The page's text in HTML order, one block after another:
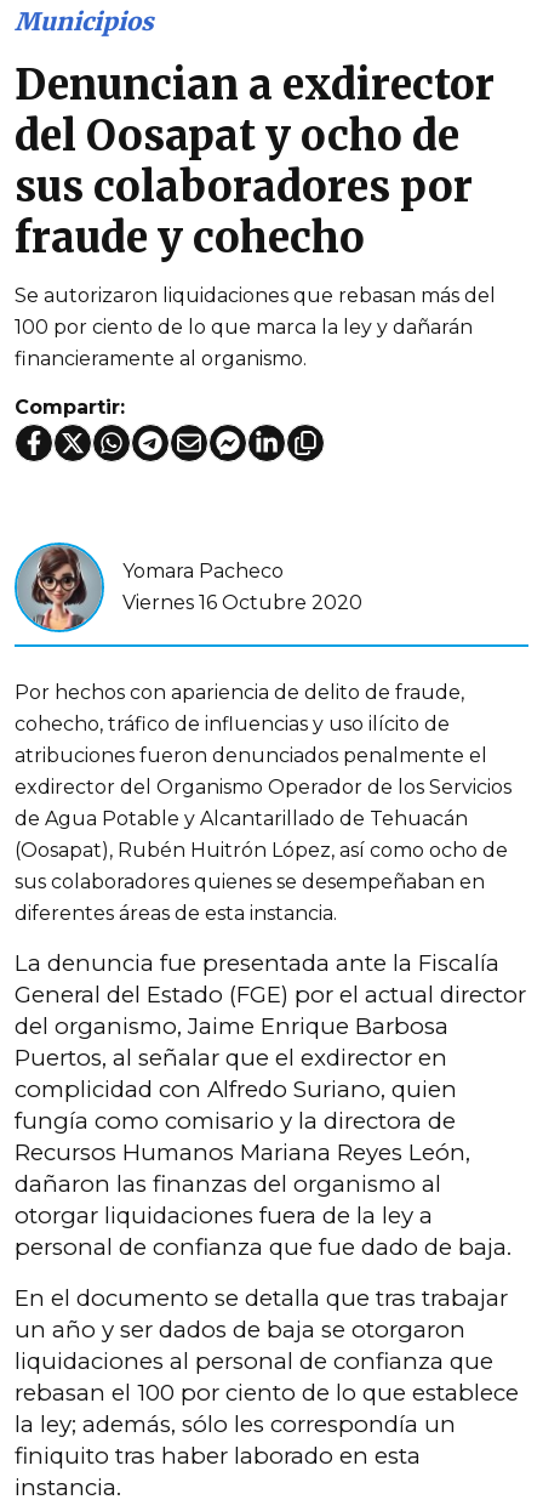
Municipios
Denuncian a exdirector
del Oosapat y ocho de
sus colaboradores por
fraude y cohecho
Se autorizaron liquidaciones que rebasan más del
100 por ciento de lo que marca la ley y dañarán
financieramente al organismo.
Compartir:
Yomara Pacheco
Viernes 16 Octubre 2020
Por hechos con apariencia de delito de fraude,
cohecho, tráfico de influencias y uso ilícito de
atribuciones fueron denunciados penalmente el
exdirector del Organismo Operador de los Servicios
de Agua Potable y Alcantarillado de Tehuacán
(Oosapat), Rubén Huitrón López, así como ocho de
sus colaboradores quienes se desempeñaban en
diferentes áreas de esta instancia.
La denuncia fue presentada ante la Fiscalía
General del Estado (FGE) por el actual director
del organismo, Jaime Enrique Barbosa
Puertos, al señalar que el exdirector en
complicidad con Alfredo Suriano, quien
fungía como comisario y la directora de
Recursos Humanos Mariana Reyes León,
dañaron las finanzas del organismo al
otorgar liquidaciones fuera de la ley a
personal de confianza que fue dado de baja.
En el documento se detalla que tras trabajar
un año y ser dados de baja se otorgaron
liquidaciones al personal de confianza que
rebasan el 100 por ciento de lo que establece
la ley; además, sólo les correspondía un
finiquito tras haber laborado en esta
instancia.